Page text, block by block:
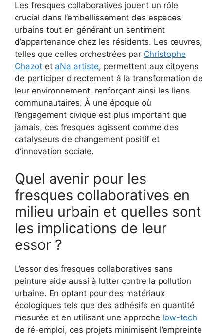
Les fresques collaboratives jouent un rôle
crucial dans l’embellissement des espaces
urbains tout en générant un sentiment
d’appartenance chez les résidents. Les œuvres,
telles que celles orchestrées par Christophe
Chazot et aNa artiste, permettent aux citoyens
de participer directement à la transformation de
leur environnement, renforçant ainsi les liens
communautaires. À une époque où
l’engagement civique est plus important que
jamais, ces fresques agissent comme des
catalyseurs de changement positif et
d’innovation sociale.
Quel avenir pour les
fresques collaboratives en
milieu urbain et quelles sont
les implications de leur
essor ?
L’essor des fresques collaboratives sans
peinture aide aussi à lutter contre la pollution
urbaine. En optant pour des matériaux
écologiques tels que des adhésifs en quantité
mesurée et en utilisant une approche low-tech
de ré-emploi, ces projets minimisent l’empreinte